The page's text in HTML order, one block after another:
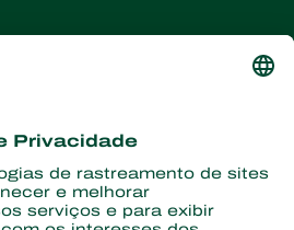
Assine aqui